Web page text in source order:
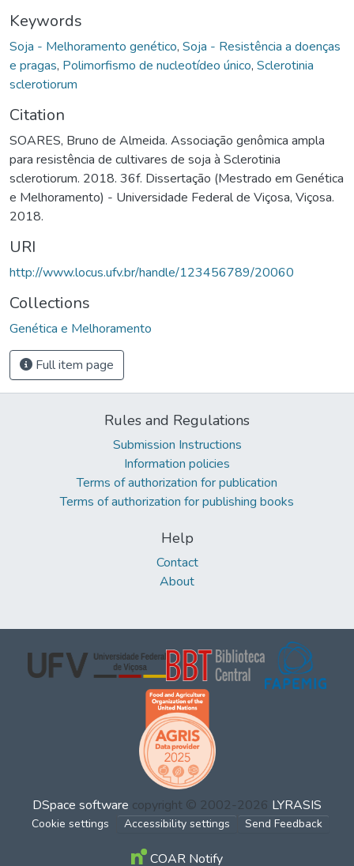
Keywords
Soja - Melhoramento genético, Soja - Resistência a doenças
e pragas, Polimorfismo de nucleotídeo único, Sclerotinia
sclerotiorum
Citation
SOARES, Bruno de Almeida. Associação genômica ampla
para resistência de cultivares de soja à Sclerotinia
sclerotiorum. 2018. 36f. Dissertação (Mestrado em Genética
e Melhoramento) - Universidade Federal de Viçosa, Viçosa.
2018.
URI
http://www.locus.ufv.br/handle/123456789/20060
Collections
Genética e Melhoramento
Full item page
Rules and Regulations
Submission Instructions
Information policies
Terms of authorization for publication
Terms of authorization for publishing books
Help
Contact
About
DSpace software copyright © 2002-2026 LYRASIS
Cookie settings Accessibility settings Send Feedback
COAR Notify